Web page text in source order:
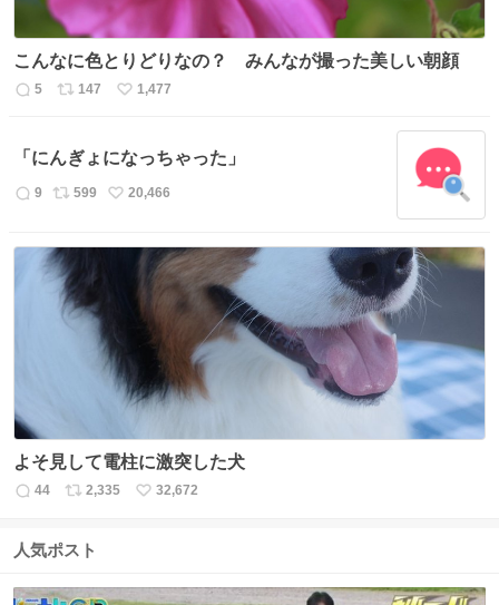
こんなに色とりどりなの？ みんなが撮った美しい朝顔
返
数
5
リ
ス
ト
数
147
い
ね
数
1,477
「にんぎょになっちゃった」
返
数
9
リ
ス
ト
数
599
い
ね
20,466
よそ見して電柱に激突した犬
返
数
44
リ
ス
数
2,335
い
32,672
人気ポスト